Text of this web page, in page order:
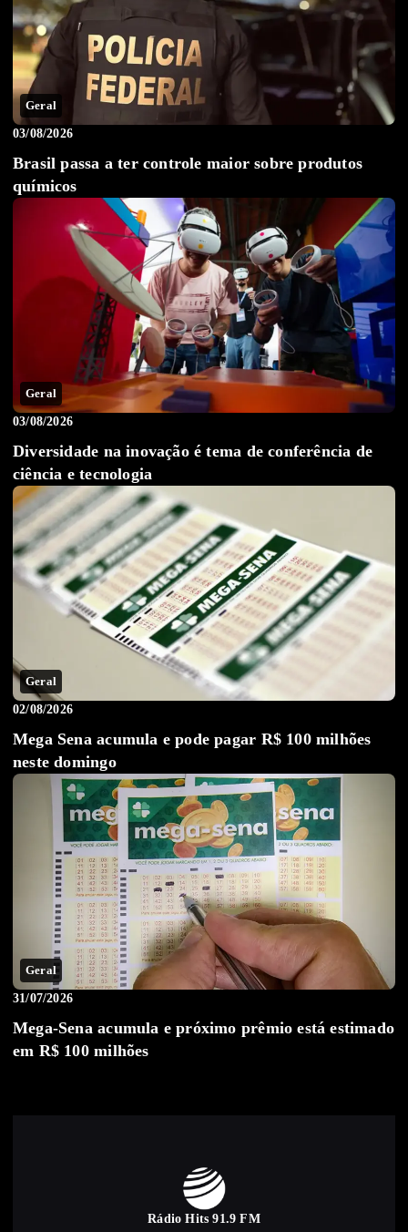
Geral
03/08/2026
Brasil passa a ter controle maior sobre produtos
químicos
Geral
03/08/2026
Diversidade na inovação é tema de conferência de
ciência e tecnologia
Geral
02/08/2026
Mega Sena acumula e pode pagar R$ 100 milhões
neste domingo
Geral
31/07/2026
Mega-Sena acumula e próximo prêmio está estimado
em R$ 100 milhões
Rádio Hits 91.9 FM